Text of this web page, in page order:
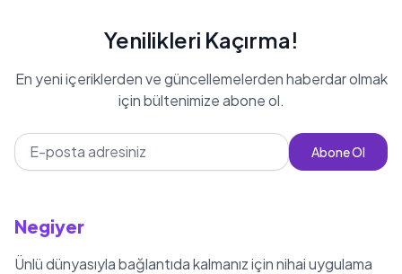
Yenilikleri Kaçırma!
En yeni içeriklerden ve güncellemelerden haberdar olmak
için bültenimize abone ol.
Abone Ol
Negiyer
Ünlü dünyasıyla bağlantıda kalmanız için nihai uygulama